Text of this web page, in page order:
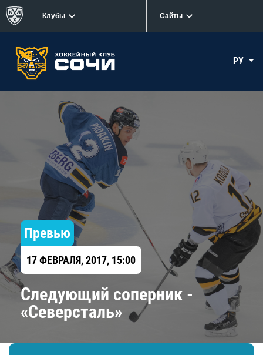
Клубы Сайты
РУ
Превью
17 ФЕВРАЛЯ, 2017, 15:00
Следующий соперник - ​
«Северсталь»